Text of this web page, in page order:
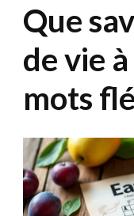
Que
de vie
mots